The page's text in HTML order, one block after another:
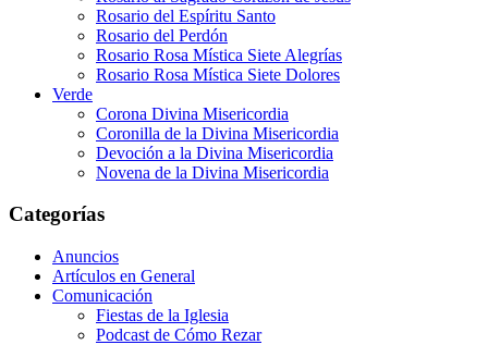
Rosario del Espíritu Santo
Rosario del Perdón
Rosario Rosa Mística Siete Alegrías
Rosario Rosa Mística Siete Dolores
Verde
Corona Divina Misericordia
Coronilla de la Divina Misericordia
Devoción a la Divina Misericordia
Novena de la Divina Misericordia
Categorías
Anuncios
Artículos en General
Comunicación
Fiestas de la Iglesia
Podcast de Cómo Rezar